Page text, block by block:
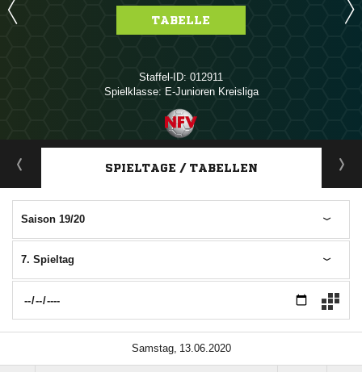
TABELLE
Staffel-ID: 012911
Spielklasse: E-Junioren Kreisliga
ANZEIGE
SPIELTAGE / TABELLEN
Saison 19/20
7. Spieltag
 